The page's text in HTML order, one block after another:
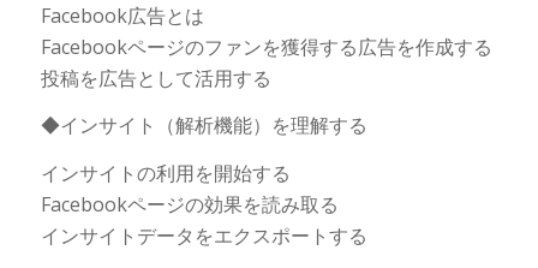
Facebook広告とは
Facebookページのファンを獲得する広告を作成する
投稿を広告として活用する
◆インサイト（解析機能）を理解する
インサイトの利用を開始する
Facebookページの効果を読み取る
インサイトデータをエクスポートする